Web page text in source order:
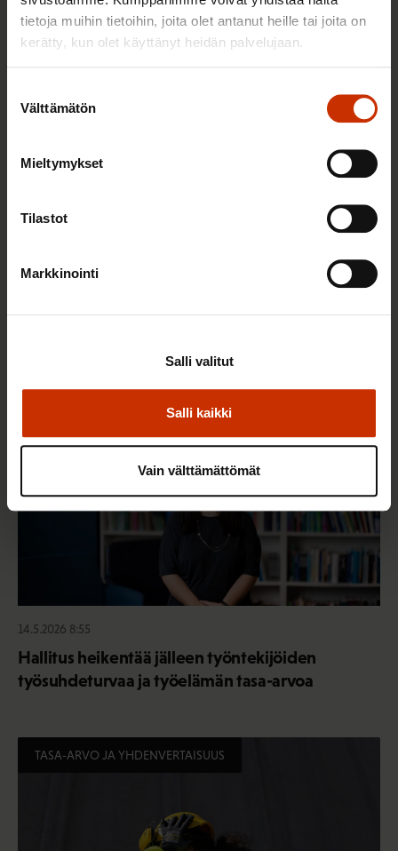
tietoja muihin tietoihin, joita olet antanut heille tai joita on
kerätty, kun olet käyttänyt heidän palvelujaan.
valinta
Välttämätön
Mieltymykset
Tilastot
Markkinointi
Salli kaikki
Salli valitut
Vain välttämättömät
TASA-ARVO JA YHDENVERTAISUUS
3.6.2026 13:34
juristin vastaukset!
TASA-ARVO JA YHDENVERTAISUUS
14.5.2026 8:55
Hallitus heikentää jälleen työntekijöiden
työsuhdeturvaa ja työelämän tasa-arvoa
TASA-ARVO JA YHDENVERTAISUUS